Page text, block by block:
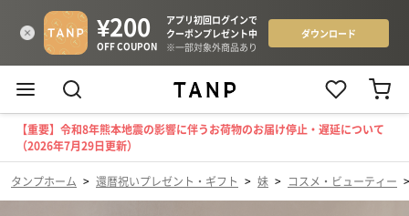
【重要】令和8年熊本地震の影響に伴うお荷物のお届け停止・遅延について
（2026年7月29日更新）
タンプホーム > 還暦祝いプレゼント・ギフト > 妹 > コスメ・ビューティー